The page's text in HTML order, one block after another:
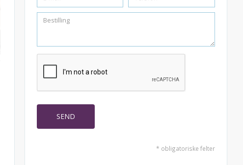
* obligatoriske felter